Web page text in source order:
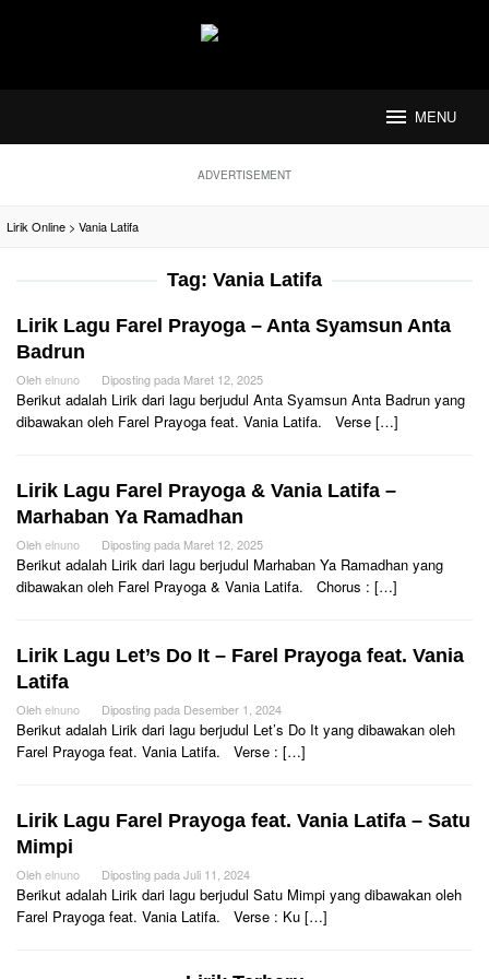
MENU
ADVERTISEMENT
Lirik Online > Vania Latifa
Tag: Vania Latifa
Lirik Lagu Farel Prayoga – Anta Syamsun Anta
Badrun
Olehelnuno Diposting pada Maret 12, 2025
Berikut adalah Lirik dari lagu berjudul Anta Syamsun Anta Badrun yang
dibawakan oleh Farel Prayoga feat. Vania Latifa. Verse […]
Lirik Lagu Farel Prayoga & Vania Latifa –
Marhaban Ya Ramadhan
Olehelnuno Diposting pada Maret 12, 2025
Berikut adalah Lirik dari lagu berjudul Marhaban Ya Ramadhan yang
dibawakan oleh Farel Prayoga & Vania Latifa. Chorus : […]
Lirik Lagu Let’s Do It – Farel Prayoga feat. Vania
Latifa
Olehelnuno Diposting pada Desember 1, 2024
Berikut adalah Lirik dari lagu berjudul Let’s Do It yang dibawakan oleh
Farel Prayoga feat. Vania Latifa. Verse : […]
Lirik Lagu Farel Prayoga feat. Vania Latifa – Satu
Mimpi
Olehelnuno Diposting pada Juli 11, 2024
Berikut adalah Lirik dari lagu berjudul Satu Mimpi yang dibawakan oleh
Farel Prayoga feat. Vania Latifa. Verse : Ku […]